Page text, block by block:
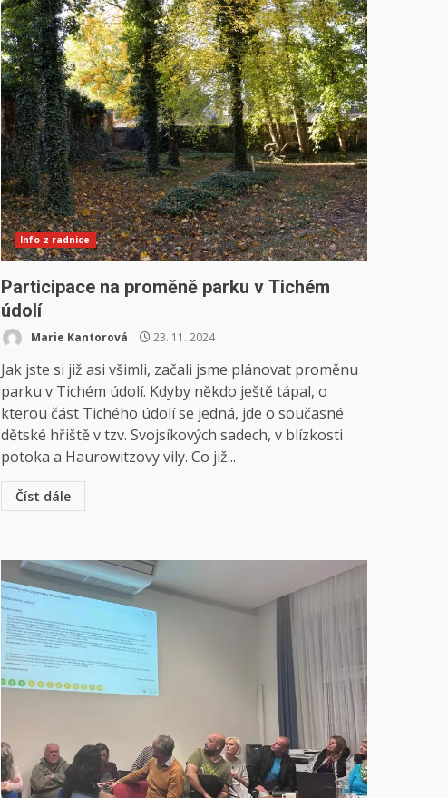
Info z radnice
Participace na proměně parku v Tichém
údolí
Marie Kantorová 23. 11. 2024
Jak jste si již asi všimli, začali jsme plánovat proměnu
parku v Tichém údolí. Kdyby někdo ještě tápal, o
kterou část Tichého údolí se jedná, jde o současné
dětské hřiště v tzv. Svojsíkových sadech, v blízkosti
potoka a Haurowitzovy vily. Co již...
Číst dále